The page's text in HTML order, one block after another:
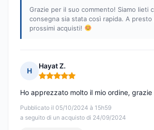
Grazie per il suo commento! Siamo lieti
consegna sia stata così rapida. A
prossimi acquisti!
H
Hayat Z.
Nota: 5 su 5
Pubblicato il 05/10/2024 à 15h59
a seguito di un acquisto di 24/09/2024
Ho apprezzato molto il mio ordine, grazie